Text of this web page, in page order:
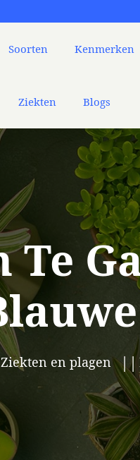
Soorten Kenmerken
Ziekten Blogs
Te
Ziekten en plagen